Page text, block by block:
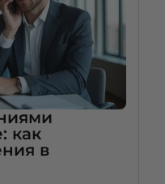
как
в